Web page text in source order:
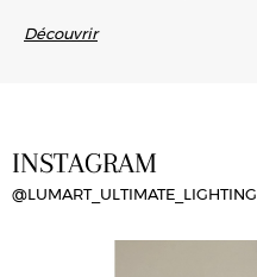
Découvrir
INSTAGRAM
@LUMART_ULTIMATE_LIGHTING